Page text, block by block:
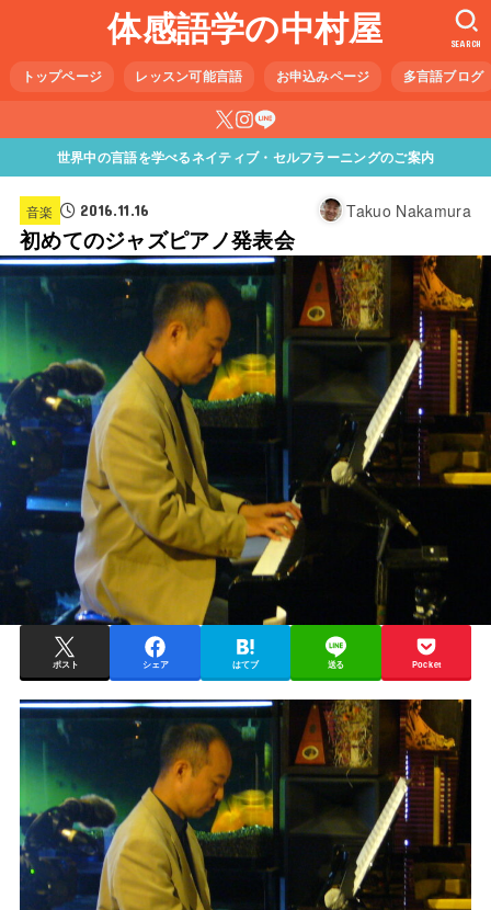
体感語学の中村屋
トップページ レッスン可能言語 お申込みページ 多言語ブログ
SEARCH
世界中の言語を学べるネイティブ・セルフラーニングのご案内
音楽 2016.11.16 Takuo Nakamura
初めてのジャズピアノ発表会
ポスト シェア はてブ 送る Pocket